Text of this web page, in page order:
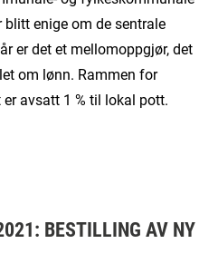
enige om de sentrale
er det et mellomoppgjør, det
om lønn. Rammen for
er avsatt 1 % til lokal pott.
BESTILLING AV NY